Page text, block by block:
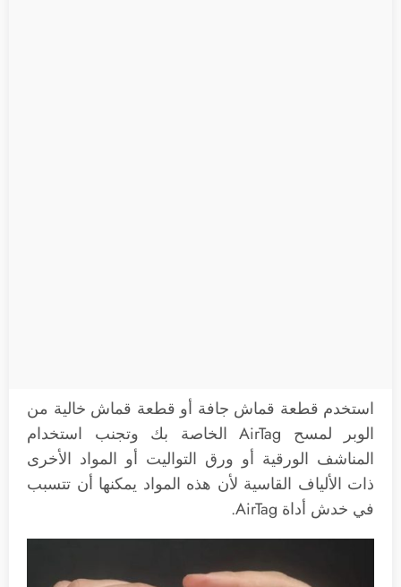
استخدم قطعة قماش جافة أو قطعة قماش خالية من
الوبر لمسح AirTag الخاصة بك وتجنب استخدام
المناشف الورقية أو ورق التواليت أو المواد الأخرى
ذات الألياف القاسية لأن هذه المواد يمكنها أن تتسبب
في خدش أداة AirTag.